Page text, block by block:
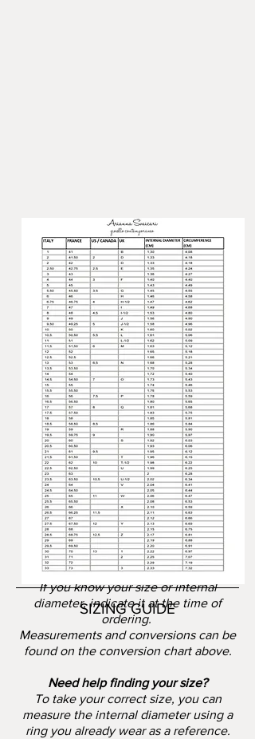
If you know your size or internal
diameter, indicate it at the time of
ordering.
Measurements and conversions can be
found on the conversion chart above.
Need help finding your size?
To take your correct size, you can
measure the internal diameter using a
ring you already wear as a reference.
SIZING GUIDE